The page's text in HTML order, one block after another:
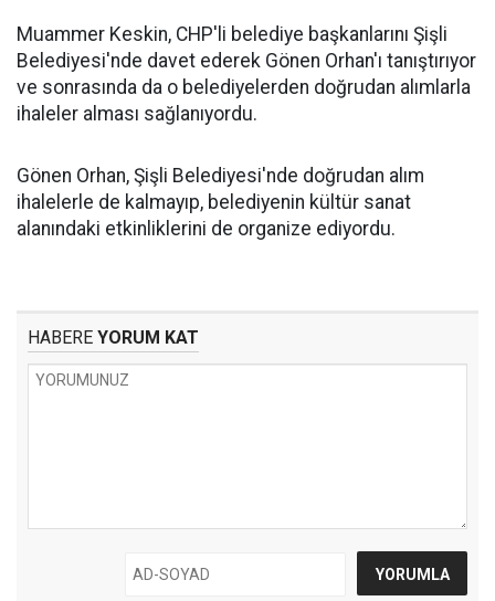
Muammer Keskin, CHP'li belediye başkanlarını Şişli
Belediyesi'nde davet ederek Gönen Orhan'ı tanıştırıyor
ve sonrasında da o belediyelerden doğrudan alımlarla
ihaleler alması sağlanıyordu.
Gönen Orhan, Şişli Belediyesi'nde doğrudan alım
ihalelerle de kalmayıp, belediyenin kültür sanat
alanındaki etkinliklerini de organize ediyordu.
HABERE YORUM KAT